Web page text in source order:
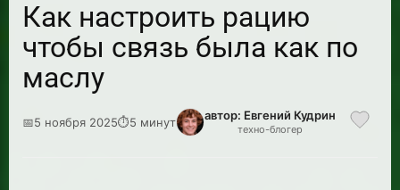
Как настроить рацию
чтобы связь была как по
маслу
📅5 ноября 2025⏱5 минут автор: Евгений Кудрин
техно-блогер